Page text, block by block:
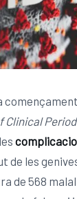
Clinical
de les
de 568